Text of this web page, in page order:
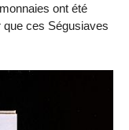
ont été
ces Ségusiaves